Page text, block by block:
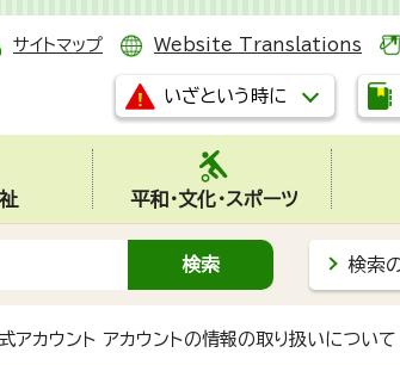
サイトマップ Website Translations
いざという時に
平和・文化・スポーツ
検索
カウント アカウントの情報の取り扱いについて